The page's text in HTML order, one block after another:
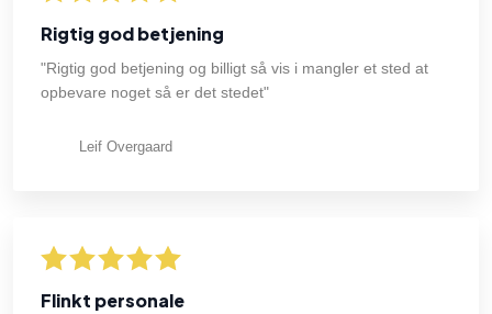
Rigtig god betjening
"Rigtig god betjening og billigt så vis i mangler et sted at
opbevare noget så er det stedet"
Leif Overgaard
Flinkt personale